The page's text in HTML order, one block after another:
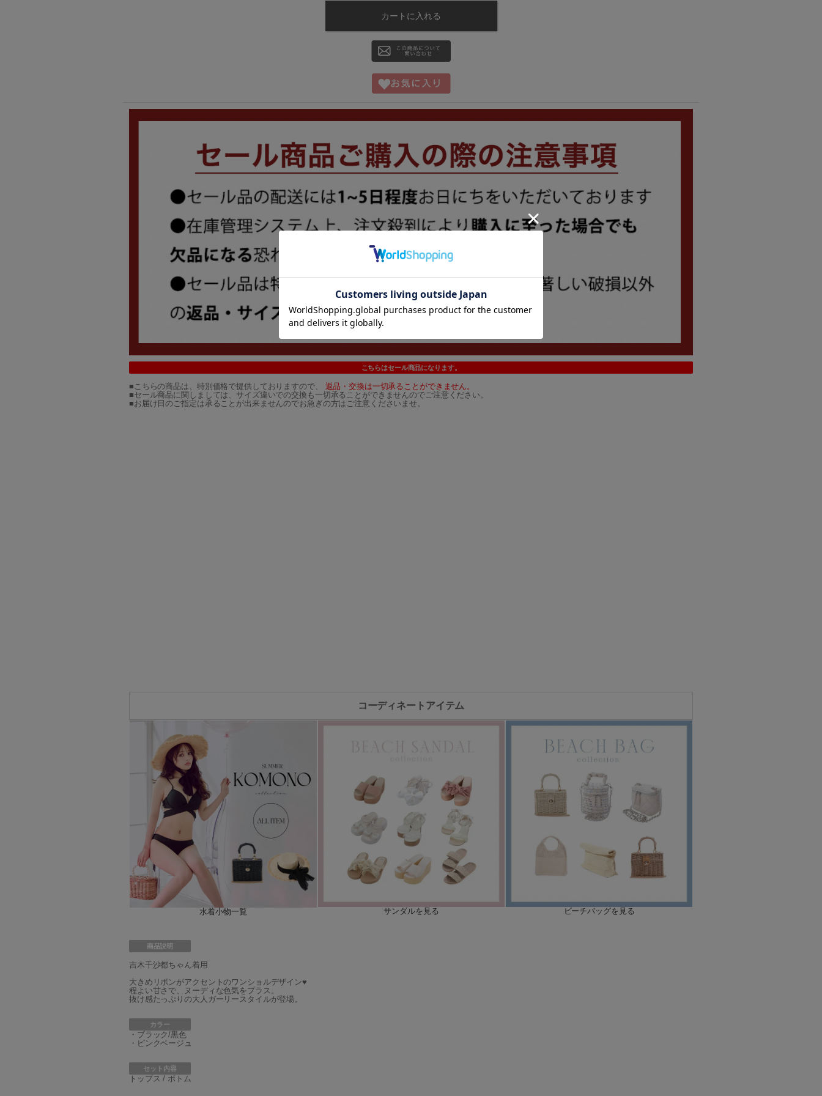
こちらはセール商品になります。
■こちらの商品は、特別価格で提供しておりますので、 返品・交換は一切承ることができません。
■セール商品に関しましては、サイズ違いでの交換も一切承ることができませんのでご注意ください。
■お届け日のご指定は承ることが出来ませんのでお急ぎの方はご注意くださいませ。
コーディネートアイテム
水着小物一覧 サンダルを見る ビーチバッグを見る
商品説明
吉木千沙都ちゃん着用
大きめリボンがアクセントのワンショルデザイン♥
程よい甘さで、ヌーディな色気をプラス。
抜け感たっぷりの大人ガーリースタイルが登場。
カラー
・ブラック/黒色
・ピンクベージュ
セット内容
トップス / ボトム